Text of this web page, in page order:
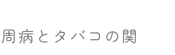
ス治療病とタバコの関